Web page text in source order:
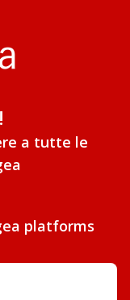
a tutte le
platforms